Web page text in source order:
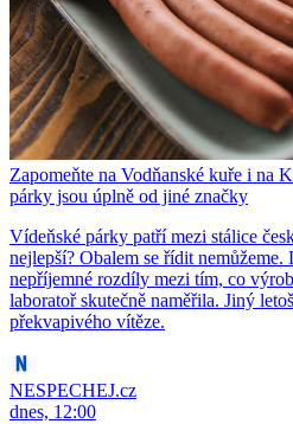
Zapomeňte na Vodňanské kuře i na
párky jsou úplně od jiné značky
Vídeňské párky patří mezi stálice
nejlepší? Obalem se řídit nemůžeme.
nepříjemné rozdíly mezi tím, co
laboratoř skutečně naměřila. Jiný
překvapivého vítěze.
NESPECHEJ.cz
dnes, 12:00